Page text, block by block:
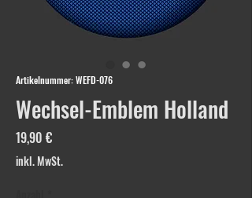
Artikelnummer: WEFD-076
Wechsel-Emblem Holland
19,90 €Preis
inkl. MwSt.